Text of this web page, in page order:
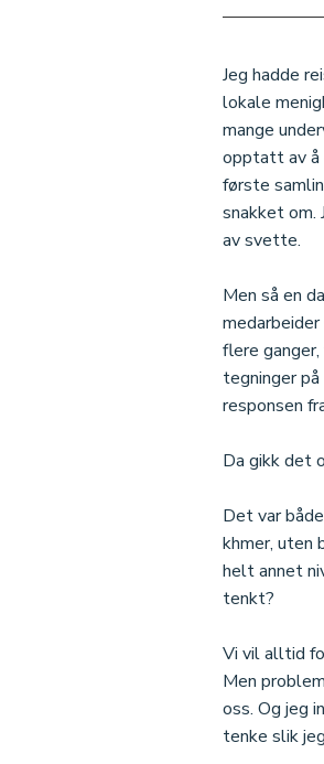
Jeg hadde
lokale
mange
opptatt av å
første
snakket om.
av svette.
Men så en
flere
tegninger
responsen
Da gikk det
Det var
khmer, uten
helt annet
tenkt?
Vi vil alltid
Men
oss. Og jeg
tenke slik